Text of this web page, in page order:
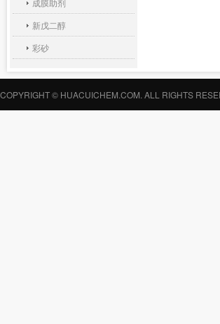
成膜助剂
新戊二醇
彩砂
COPYRIGHT © HUACUICHEM.COM. ALL RIGHTS